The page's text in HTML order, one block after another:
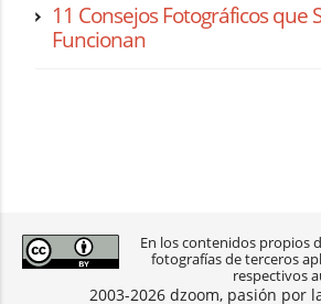
11 Consejos Fotográficos que
Funcionan
En los contenidos propios
fotografías de terceros
respectivos
2003-2026 dzoom, pasión por